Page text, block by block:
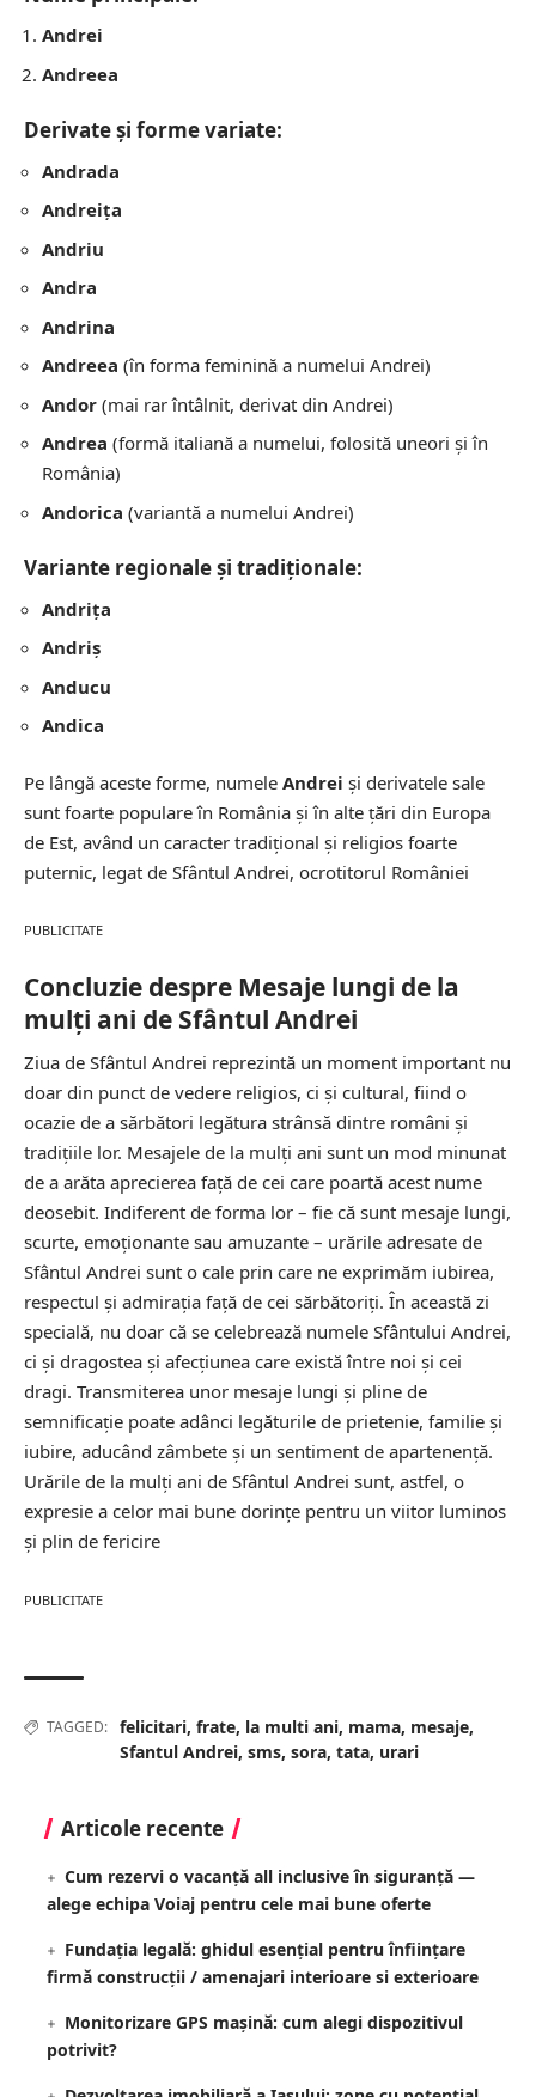
Andrei
Andreea
Derivate și forme variate:
Andrada
Andreița
Andriu
Andra
Andrina
Andreea (în forma feminină a numelui Andrei)
Andor (mai rar întâlnit, derivat din Andrei)
Andrea (formă italiană a numelui, folosită uneori și în
România)
Andorica (variantă a numelui Andrei)
Variante regionale și tradiționale:
Andrița
Andriș
Anducu
Andica
Pe lângă aceste forme, numele Andrei și derivatele sale
sunt foarte populare în România și în alte țări din Europa
de Est, având un caracter tradițional și religios foarte
puternic, legat de Sfântul Andrei, ocrotitorul României
PUBLICITATE
Concluzie despre Mesaje lungi de la
mulți ani de Sfântul Andrei
Ziua de Sfântul Andrei reprezintă un moment important nu
doar din punct de vedere religios, ci și cultural, fiind o
ocazie de a sărbători legătura strânsă dintre români și
tradițiile lor. Mesajele de la mulți ani sunt un mod minunat
de a arăta aprecierea față de cei care poartă acest nume
deosebit. Indiferent de forma lor – fie că sunt mesaje lungi,
scurte, emoționante sau amuzante – urările adresate de
Sfântul Andrei sunt o cale prin care ne exprimăm iubirea,
respectul și admirația față de cei sărbătoriți. În această zi
specială, nu doar că se celebrează numele Sfântului Andrei,
ci și dragostea și afecțiunea care există între noi și cei
dragi. Transmiterea unor mesaje lungi și pline de
semnificație poate adânci legăturile de prietenie, familie și
iubire, aducând zâmbete și un sentiment de apartenență.
Urările de la mulți ani de Sfântul Andrei sunt, astfel, o
expresie a celor mai bune dorințe pentru un viitor luminos
și plin de fericire
PUBLICITATE
TAGGED: felicitari, frate, la multi ani, mama, mesaje,
Sfantul Andrei, sms, sora, tata, urari
Articole recente
Cum rezervi o vacanță all inclusive în siguranță —
alege echipa Voiaj pentru cele mai bune oferte
Fundația legală: ghidul esențial pentru înființare
firmă construcții / amenajari interioare si exterioare
Monitorizare GPS mașină: cum alegi dispozitivul
potrivit?